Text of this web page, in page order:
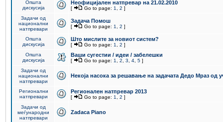
Општа
дискусија
Неофицијален натпревар на 21.02.2010
[ Go to page: 1 2 ]
Задачи од
национални
натпревари
Задача Помош
[ Go to page: 1 2 ]
Општа
дискусија
Што мислите за новиот систем?
[ Go to page: 1 2 ]
Општа
дискусија
Ваши сугестии / идеи / забелешки
[ Go to page: 1 2 3 4 5 ]
Задачи од
национални
натпревари
Некоја насока за решавање на задачата Дедо Мраз од
Регионални
натпревари
Регионален натпревар 2013
[ Go to page: 1 2 ]
Задачи од
меѓународни
натпревари
Zadaca Piano